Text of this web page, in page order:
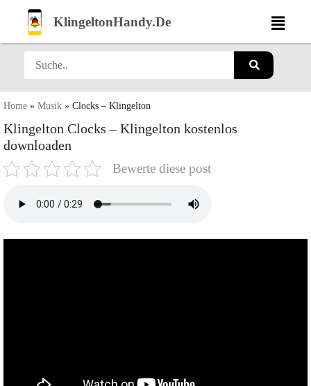
KlingeltonHandy.De
Home » Musik » Clocks – Klingelton
Klingelton Clocks – Klingelton kostenlos
downloaden
Bewerte diese post